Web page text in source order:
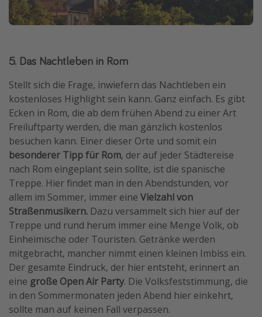
5. Das Nachtleben in Rom
Stellt sich die Frage, inwiefern das Nachtleben ein
kostenloses Highlight sein kann. Ganz einfach. Es gibt
Ecken in Rom, die ab dem frühen Abend zu einer Art
Freiluftparty werden, die man gänzlich kostenlos
besuchen kann. Einer dieser Orte und somit ein
besonderer Tipp für Rom, der auf jeder Städtereise
nach Rom eingeplant sein sollte, ist die spanische
Treppe. Hier findet man in den Abendstunden, vor
allem im Sommer, immer eine Vielzahl von
Straßenmusikern. Dazu versammelt sich hier auf der
Treppe und rund herum immer eine Menge Volk, ob
Einheimische oder Touristen. Getränke werden
mitgebracht, mancher nimmt einen kleinen Imbiss ein.
Der gesamte Eindruck, der hier entsteht, erinnert an
eine große Open Air Party. Die Volksfeststimmung, die
in den Sommermonaten jeden Abend hier einkehrt,
sollte man auf keinen Fall verpassen.